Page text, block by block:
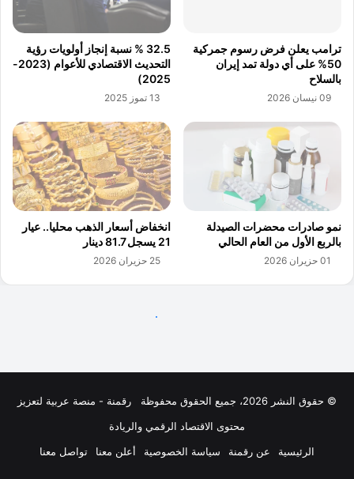
© حقوق النشر 2026، جميع الحقوق محفوظة
رقمنة - منصة عربية لتعزيز
محتوى الاقتصاد الرقمي والريادة
الرئيسية
عن رقمنة سياسة الخصوصية أعلن معنا تواصل معنا